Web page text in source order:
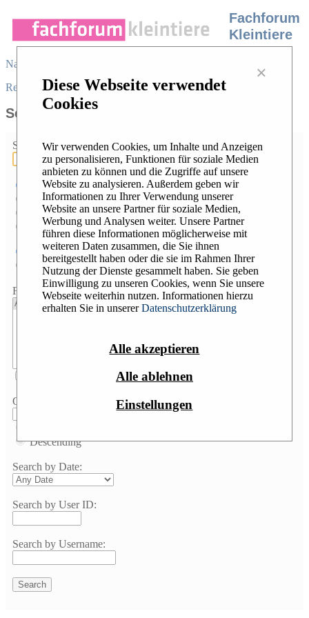
Fachforum
Kleintiere
Navigation
Register /Login|Desktop view |
Search
Search terms:
Searchallterms
Searchanyterm
Search the exact phrase
Search usingLucene syntax
Entire message
Message subject only
Forum:
Order by:
Descending
Search by Date:
Search by User ID:
Search by Username:
×
Diese Webseite verwendet
Cookies
Wir verwenden Cookies, um Inhalte und Anzeigen
zu personalisieren, Funktionen für soziale Medien
anbieten zu können und die Zugriffe auf unsere
Website zu analysieren. Außerdem geben wir
Informationen zu Ihrer Verwendung unserer
Website an unsere Partner für soziale Medien,
Werbung und Analysen weiter. Unsere Partner
führen diese Informationen möglicherweise mit
weiteren Daten zusammen, die Sie ihnen
bereitgestellt haben oder die sie im Rahmen Ihrer
Nutzung der Dienste gesammelt haben. Sie geben
Einwilligung zu unseren Cookies, wenn Sie unsere
Webseite weiterhin nutzen. Informationen hierzu
erhalten Sie in unsererDatenschutzerklärung
Alle akzeptieren
Alle ablehnen
Einstellungen